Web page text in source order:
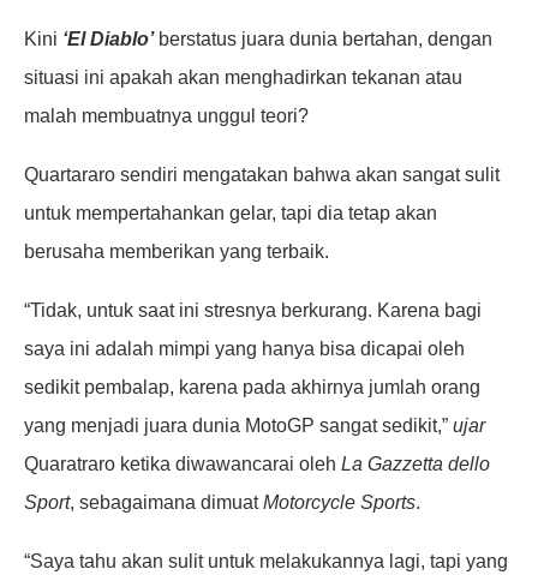
Kini ‘El Diablo’berstatus juara dunia bertahan, dengan
situasi ini apakah akan menghadirkan tekanan atau
malah membuatnya unggul teori?
Quartararo sendiri mengatakan bahwa akan sangat sulit
untuk mempertahankan gelar, tapi dia tetap akan
berusaha memberikan yang terbaik.
“Tidak, untuk saat ini stresnya berkurang. Karena bagi
saya ini adalah mimpi yang hanya bisa dicapai oleh
sedikit pembalap, karena pada akhirnya jumlah orang
yang menjadi juara dunia MotoGP sangat sedikit,” ujar
Quaratraro ketika diwawancarai oleh La Gazzetta dello
Sport, sebagaimana dimuatMotorcycle Sports.
“Saya tahu akan sulit untuk melakukannya lagi, tapi yang